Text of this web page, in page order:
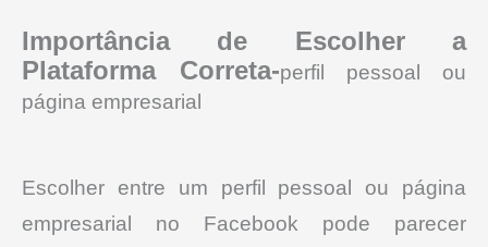
Importância de Escolher a
Plataforma Correta-perfil pessoal ou
página empresarial
Escolher entre um perfil pessoal ou página
empresarial no Facebook pode parecer